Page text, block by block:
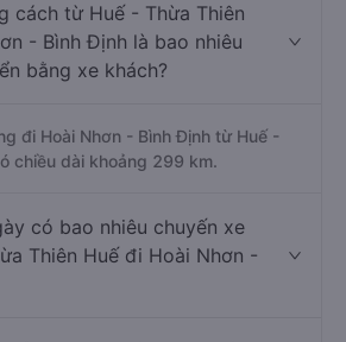
cách từ Huế - Thừa Thiên
- Bình Định là bao nhiêu
bằng xe khách?
đi Hoài Nhơn - Bình Định từ Huế -
chiều dài khoảng 299 km.
có bao nhiêu chuyến xe
Thiên Huế đi Hoài Nhơn -